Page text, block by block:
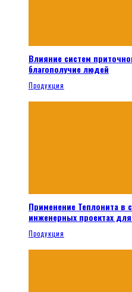
Влияние систем
благополучие людей
Продукция
Применение Теплонита в
инженерных проектах
Продукция